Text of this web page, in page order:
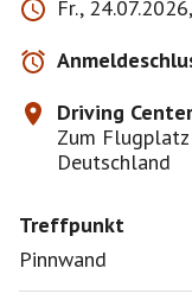
Fr.,
Driving
Zum
Deutschland
Treffpunkt
Pinnwand